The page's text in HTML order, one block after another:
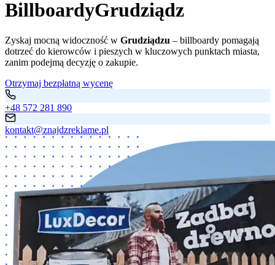
BillboardyGrudziądz
Zyskaj mocną widoczność w Grudziądzu – billboardy pomagają
dotrzeć do kierowców i pieszych w kluczowych punktach miasta,
zanim podejmą decyzję o zakupie.
Otrzymaj bezpłatną wycenę
+48 572 281 890
kontakt@znajdzreklame.pl